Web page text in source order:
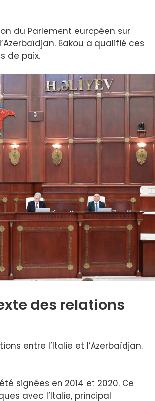
du Parlement européen sur
Bakou a qualifié ces
de paix.
des relations
entre l’Italie et l’Azerbaïdjan.
signées en 2014 et 2020. Ce
avec l’Italie, principal